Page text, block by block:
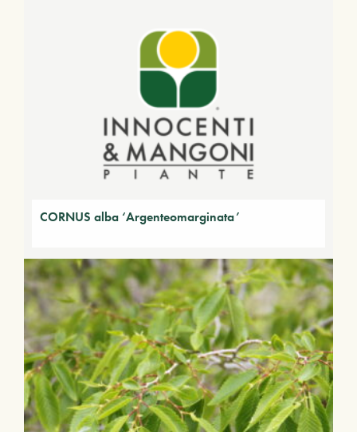
CORNUS alba ‘Argenteomarginata’